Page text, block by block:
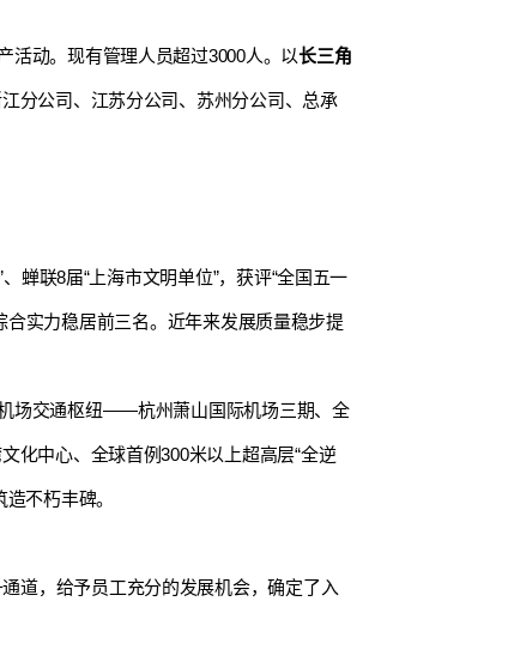
活动。现有管理人员超过3000人。以长三角
分公司、江苏分公司、苏州分公司、总承
蝉联8届“上海市文明单位”，获评“全国五一
合实力稳居前三名。近年来发展质量稳步提
场交通枢纽——杭州萧山国际机场三期、全
中心、全球首例300米以上超高层“全逆
不朽丰碑。
道，给予员工充分的发展机会，确定了入